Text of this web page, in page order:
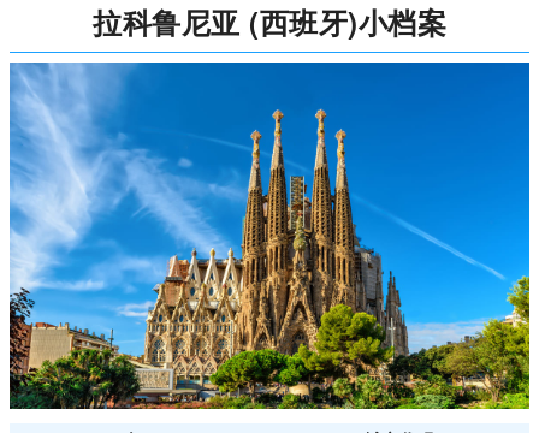
拉科鲁尼亚 (西班牙)小档案